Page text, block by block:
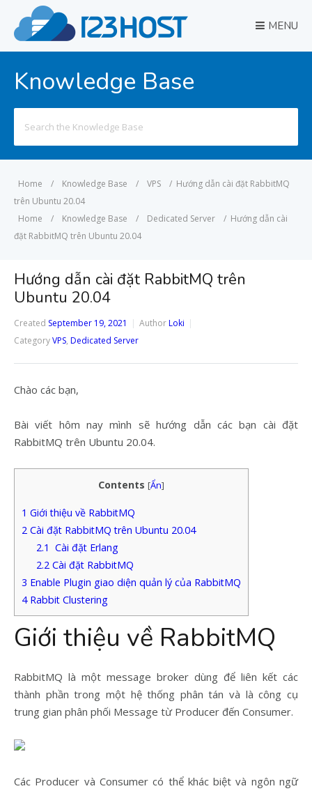
MENU
Knowledge Base
for:
Home / Knowledge Base / VPS / Hướng dẫn cài đặt RabbitMQ
trên Ubuntu 20.04
Home
/ Knowledge Base / Dedicated Server / Hướng dẫn cài
đặt RabbitMQ trên Ubuntu 20.04
Hướng dẫn cài đặt RabbitMQ trên
Ubuntu 20.04
Created September 19, 2021 AuthorLoki
CategoryVPS, Dedicated Server
Chào các bạn,
Bài viết hôm nay mình sẽ hướng dẫn các bạn cài đặt
RabbitMQ trên Ubuntu 20.04.
Contents [Ẩn]
1 Giới thiệu về RabbitMQ
2 Cài đặt RabbitMQ trên Ubuntu 20.04
2.1 Cài đặt Erlang
2.2 Cài đặt RabbitMQ
3 Enable Plugin giao diện quản lý của RabbitMQ
4Rabbit Clustering
Giới thiệu về RabbitMQ
RabbitMQ là một message broker dùng để liên kết các
thành phần trong một hệ thống phân tán và là công cụ
trung gian phân phối Message từ Producer đến Consumer.
Các Producer và Consumer có thể khác biệt và ngôn ngữ